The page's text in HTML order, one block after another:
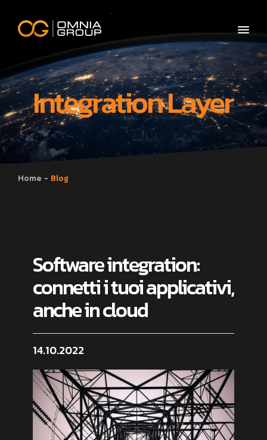
Integration Layer
Home Blog
Software integration:
connetti i tuoi applicativi,
anche in cloud
14.10.2022